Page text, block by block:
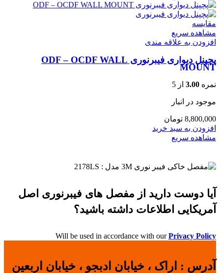
مقایسه
مشاهده سریع
افزودن به علاقه مندی
پچپنل دیواری فیبرنوری ODF – OCDF WALL
MOUNT
نمره 3.00 از 5
موجود در انبار
8,800,000 تومان
افزودن به سبد خرید
مشاهده سریع
آیا دوست دارید از مفصل های فیبرنوری اصل
آمریکایی اطلاعات داشته باشید؟
Will be used in accordance with ourPrivacy Policy
آدرس : اراک ، خیابان ادبجو ، خیابان اربعین